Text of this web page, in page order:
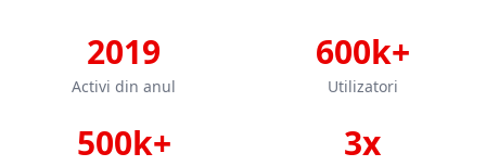
2019
Activi din anul
600k+
Utilizatori
500k+ 3x